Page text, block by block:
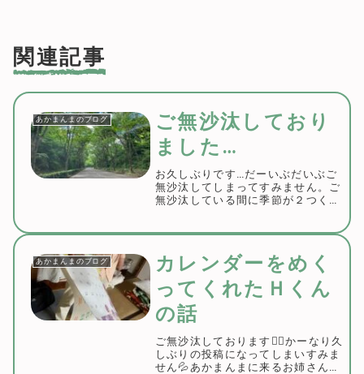
関連記事
あかまんまのブログ
ご無沙汰しており
ました…
お久しぶりです…だーいぶだいぶご
無沙汰してしまってすみません。ご
無沙汰している間に季節が２つくら
は半袖で過ごせる日も増えてきまし
たね。先日、職員みんなでカミナリ
農園にさつまいもを...
あかまんまのブログ
カレンダーをめく
ってくれたＨくん
の話
ご無沙汰しております🙇‍♀️かーなり久
しぶりの投稿になってしまいすみま
せん💦あかまんまに来るお姉さんた